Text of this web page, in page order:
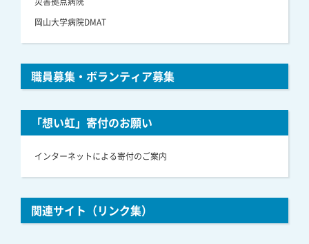
岡山大学病院DMAT
職員募集・ボランティア募集
「想い虹」寄付のお願い
インターネットによる寄付のご案内
関連サイト（リンク集）